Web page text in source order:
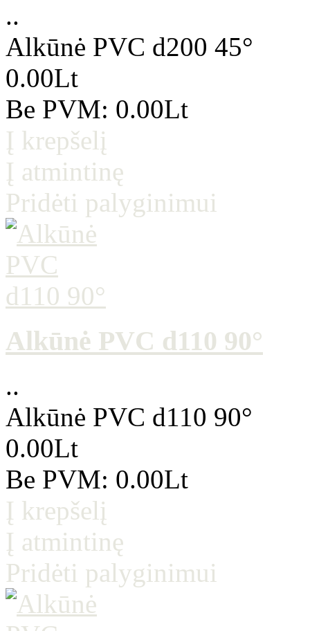
..
Alkūnė PVC d200 45°
0.00Lt
Be PVM: 0.00Lt
Į krepšelį
Į atmintinę
Pridėti palyginimui
Alkūnė PVC d110 90°
..
Alkūnė PVC d110 90°
0.00Lt
Be PVM: 0.00Lt
Į krepšelį
Į atmintinę
Pridėti palyginimui